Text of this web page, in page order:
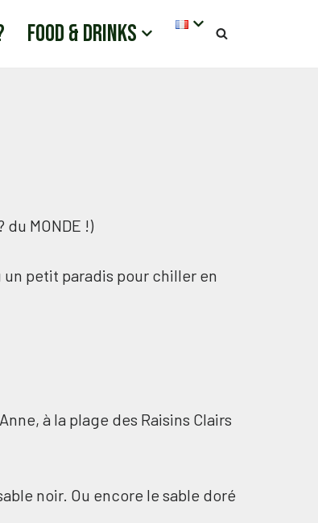
Food & drinks
MONDE !)
petit paradis pour chiller en
à la plage des Raisins Clairs
noir. Ou encore le sable doré